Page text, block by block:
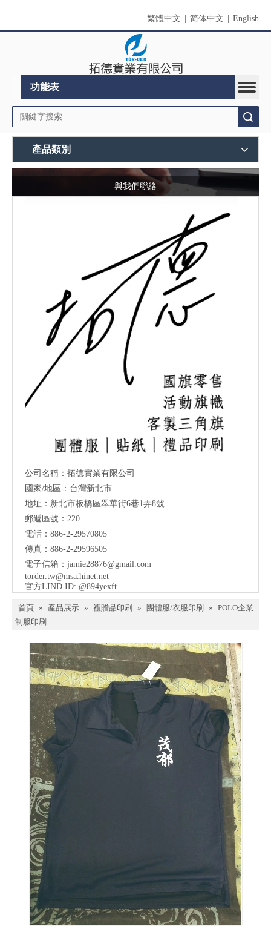
繁體中文 简体中文 English
功能表
產品類別
與我們聯絡
公司名稱：拓德實業有限公司
國家/地區：台灣新北市
地址：新北市板橋區翠華街6巷1弄8號
郵遞區號：220
電話：886-2-29570805
傳真：886-2-29596505
電子信箱： jamie28876@gmail.com
torder.tw@msa.hinet.net
官方LIND ID: @894yexft
首頁 » 產品展示 » 禮贈品印刷 » 團體服/衣服印刷 » POLO企業
制服印刷